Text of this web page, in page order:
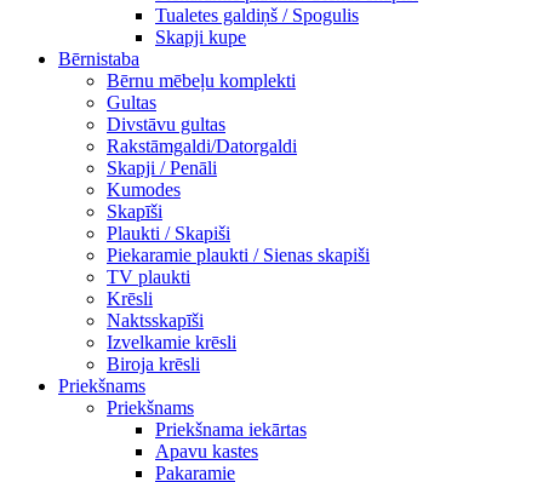
Tualetes galdiņš / Spogulis
Skapji kupe
Bērnistaba
Bērnu mēbeļu komplekti
Gultas
Divstāvu gultas
Rakstāmgaldi/Datorgaldi
Skapji / Penāli
Kumodes
Skapīši
Plaukti / Skapiši
Piekaramie plaukti / Sienas skapiši
TV plaukti
Krēsli
Naktsskapīši
Izvelkamie krēsli
Biroja krēsli
Priekšnams
Priekšnams
Priekšnama iekārtas
Apavu kastes
Pakaramie